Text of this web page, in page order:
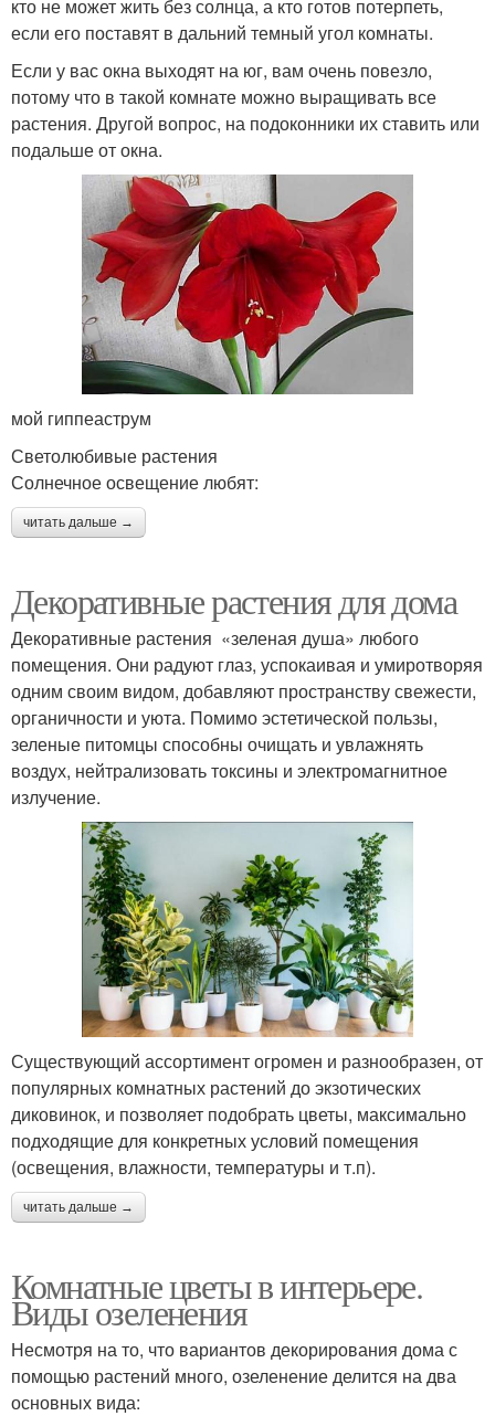
кто не может жить без солнца, а кто готов потерпеть,
если его поставят в дальний темный угол комнаты.
Если у вас окна выходят на юг, вам очень повезло,
потому что в такой комнате можно выращивать все
растения. Другой вопрос, на подоконники их ставить или
подальше от окна.
мой гиппеаструм
Светолюбивые растения
Солнечное освещение любят:
читать дальше →
Декоративные растения для дома
Декоративные растения «зеленая душа» любого
помещения. Они радуют глаз, успокаивая и умиротворяя
одним своим видом, добавляют пространству свежести,
органичности и уюта. Помимо эстетической пользы,
зеленые питомцы способны очищать и увлажнять
воздух, нейтрализовать токсины и электромагнитное
излучение.
Существующий ассортимент огромен и разнообразен, от
популярных комнатных растений до экзотических
диковинок, и позволяет подобрать цветы, максимально
подходящие для конкретных условий помещения
(освещения, влажности, температуры и т.п).
читать дальше →
Комнатные цветы в интерьере.
Виды озеленения
Несмотря на то, что вариантов декорирования дома с
помощью растений много, озеленение делится на два
основных вида: